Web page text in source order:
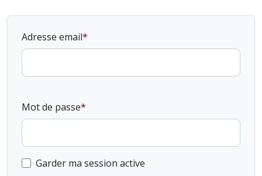
Adresse email
Mot de passe
Garder ma session active